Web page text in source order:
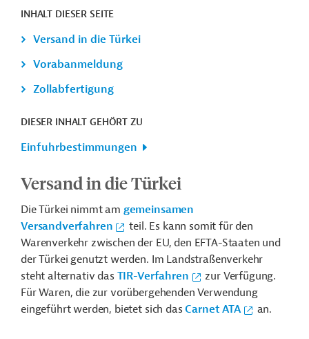
INHALT DIESER SEITE
Versand in die Türkei
Vorabanmeldung
Zollabfertigung
DIESER INHALT GEHÖRT ZU
Einfuhrbestimmungen
Versand in die Türkei
Die Türkei nimmt am gemeinsamen
Versandverfahren
teil. Es kann somit für den
Warenverkehr zwischen der EU, den EFTA-Staaten und
der Türkei genutzt werden. Im Landstraßenverkehr
steht alternativ das TIR-Verfahren
zur Verfügung.
Für Waren, die zur vorübergehenden Verwendung
eingeführt werden, bietet sich dasCarnet ATA an.